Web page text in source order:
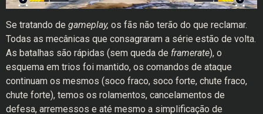
Se tratando de gameplay, os fãs não terão do que reclamar.
Todas as mecânicas que consagraram a série estão de volta.
As batalhas são rápidas (sem queda de framerate), o
esquema em trios foi mantido, os comandos de ataque
continuam os mesmos (soco fraco, soco forte, chute fraco,
chute forte), temos os rolamentos, cancelamentos de
defesa, arremessos e até mesmo a simplificação de